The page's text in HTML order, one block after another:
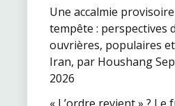
Une accalmie
tempête : perspectives
ouvrières, populaires
Iran, par Houshang
2026